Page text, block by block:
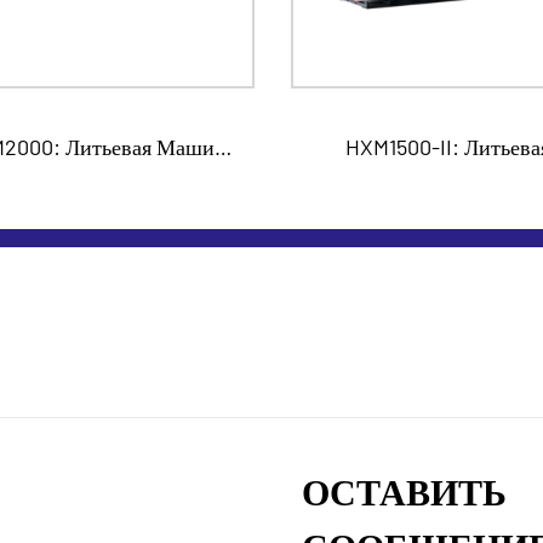
Литьевая Машина
HXM1500-II:
Сервоприводом
ОСТАВИТЬ